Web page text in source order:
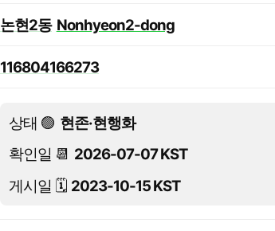
논현2동 Nonhyeon2-dong
116804166273
상태 🟢 현존·현행화
확인일 📆 2026-07-07 KST
게시일 🗓️ 2023-10-15 KST